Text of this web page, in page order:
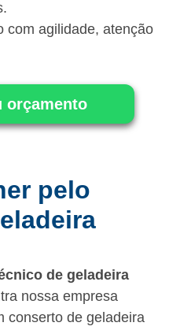
com agilidade, atenção
orçamento
pelo
de geladeira
nossa empresa
conserto de geladeira